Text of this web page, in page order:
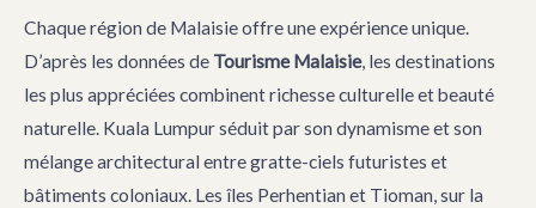
Chaque région de Malaisie offre une expérience unique.
D’après les données de Tourisme Malaisie, les destinations
les plus appréciées combinent richesse culturelle et beauté
naturelle. Kuala Lumpur séduit par son dynamisme et son
mélange architectural entre gratte-ciels futuristes et
bâtiments coloniaux. Les îles Perhentian et Tioman, sur la